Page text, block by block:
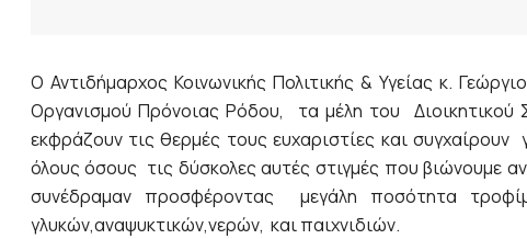
O Αντιδήμαρχος Κοινωνικής Πολιτικής & Υγείας κ.
Οργανισμού Πρόνοιας Ρόδου, τα μέλη του Διοικητικού
εκφράζουν τις θερμές τους ευχαριστίες και
όλους όσους τις δύσκολες αυτές στιγμές που βιώνουμε
συνέδραμαν προσφέροντας μεγάλη ποσότητα
γλυκών,αναψυκτικών,νερών, και παιχνιδιών.